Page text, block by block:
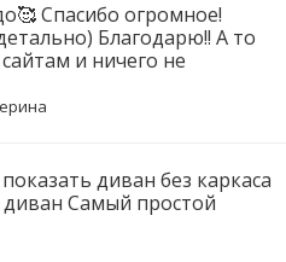
Спасибо огромное!
Благодарю!! А то
и ничего не
диван без каркаса
Самый простой